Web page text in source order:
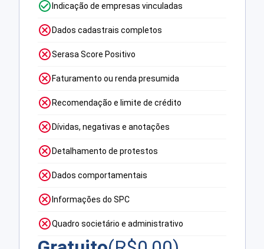
Indicação de empresas vinculadas
Dados cadastrais completos
Serasa Score Positivo
Faturamento ou renda presumida
Recomendação e limite de crédito
Dívidas, negativas e anotações
Detalhamento de protestos
Dados comportamentais
Informações do SPC
Quadro societário e administrativo